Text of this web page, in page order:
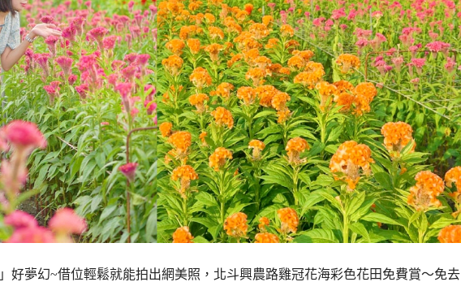
好夢幻~借位輕鬆就能拍出網美照，北斗興農路雞冠花海彩色花田免費賞～免去